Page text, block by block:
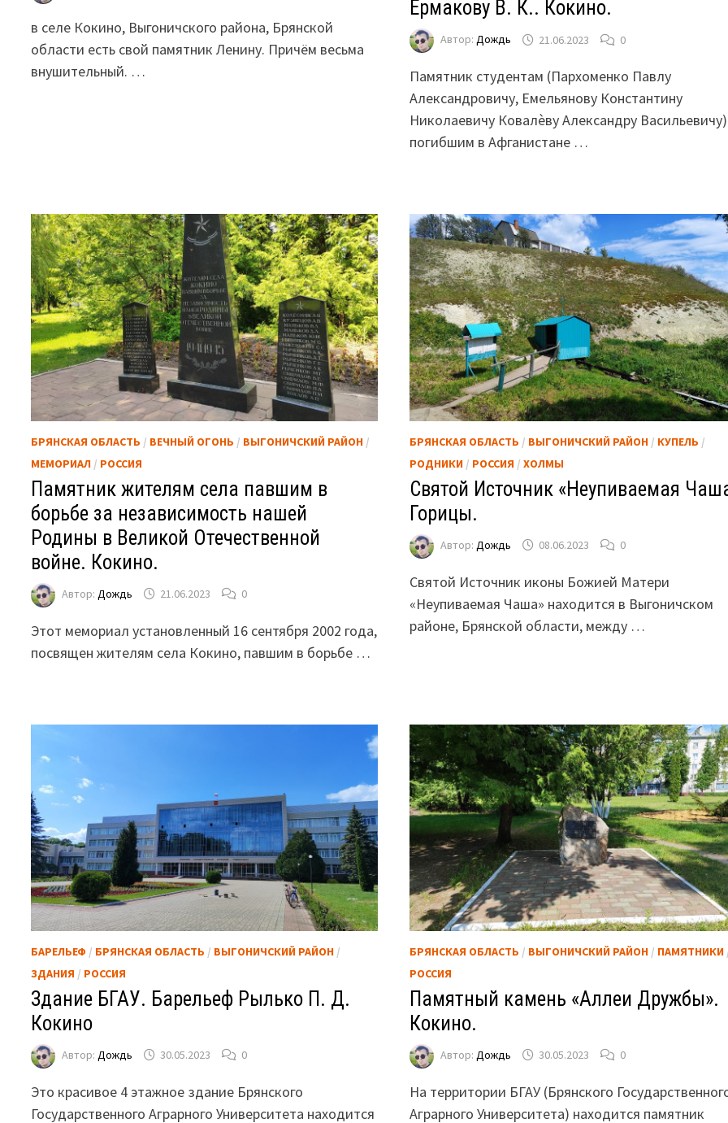
в селе Кокино, Выгоничского района, Брянской
области есть свой памятник Ленину. Причём весьма
внушительный. …
Ермакову В. К.. Кокино.
Автор: Дождь 21.06.2023 0
Памятник студентам (Пархоменко Павлу
Александровичу, Емельянову Константину
Николаевичу Ковалѐву Александру Васильевичу)
погибшим в Афганистане …
БРЯНСКАЯ ОБЛАСТЬ / ВЕЧНЫЙ ОГОНЬ / ВЫГОНИЧСКИЙ РАЙОН /
МЕМОРИАЛ / РОССИЯ
Памятник жителям села павшим в
борьбе за независимость нашей
Родины в Великой Отечественной
войне. Кокино.
Автор:Дождь 21.06.2023 0
Этот мемориал установленный 16 сентября 2002 года,
посвящен жителям села Кокино, павшим в борьбе …
БРЯНСКАЯ ОБЛАСТЬ / ВЫГОНИЧСКИЙ РАЙОН/ КУПЕЛЬ /
РОДНИКИ/ РОССИЯ / ХОЛМЫ
Святой Источник «Неупиваемая
Горицы.
Автор: Дождь 08.06.2023 0
Святой Источник иконы Божией Матери
«Неупиваемая Чаша» находится в Выгоничском
районе, Брянской области, между …
БАРЕЛЬЕФ / БРЯНСКАЯ ОБЛАСТЬ / ВЫГОНИЧСКИЙ РАЙОН /
ЗДАНИЯ / РОССИЯ
Здание БГАУ. Барельеф Рылько П. Д.
Кокино
Автор:Дождь 30.05.2023 0
Это красивое 4 этажное здание Брянского
Государственного Аграрного Университета находится
БРЯНСКАЯ ОБЛАСТЬ / ВЫГОНИЧСКИЙ РАЙОН/ ПАМЯТНИКИ
РОССИЯ
Памятный камень «Аллеи Дружбы».
Кокино.
Автор: Дождь 30.05.2023 0
На территории БГАУ (Брянского
Аграрного Университета) находится памятник